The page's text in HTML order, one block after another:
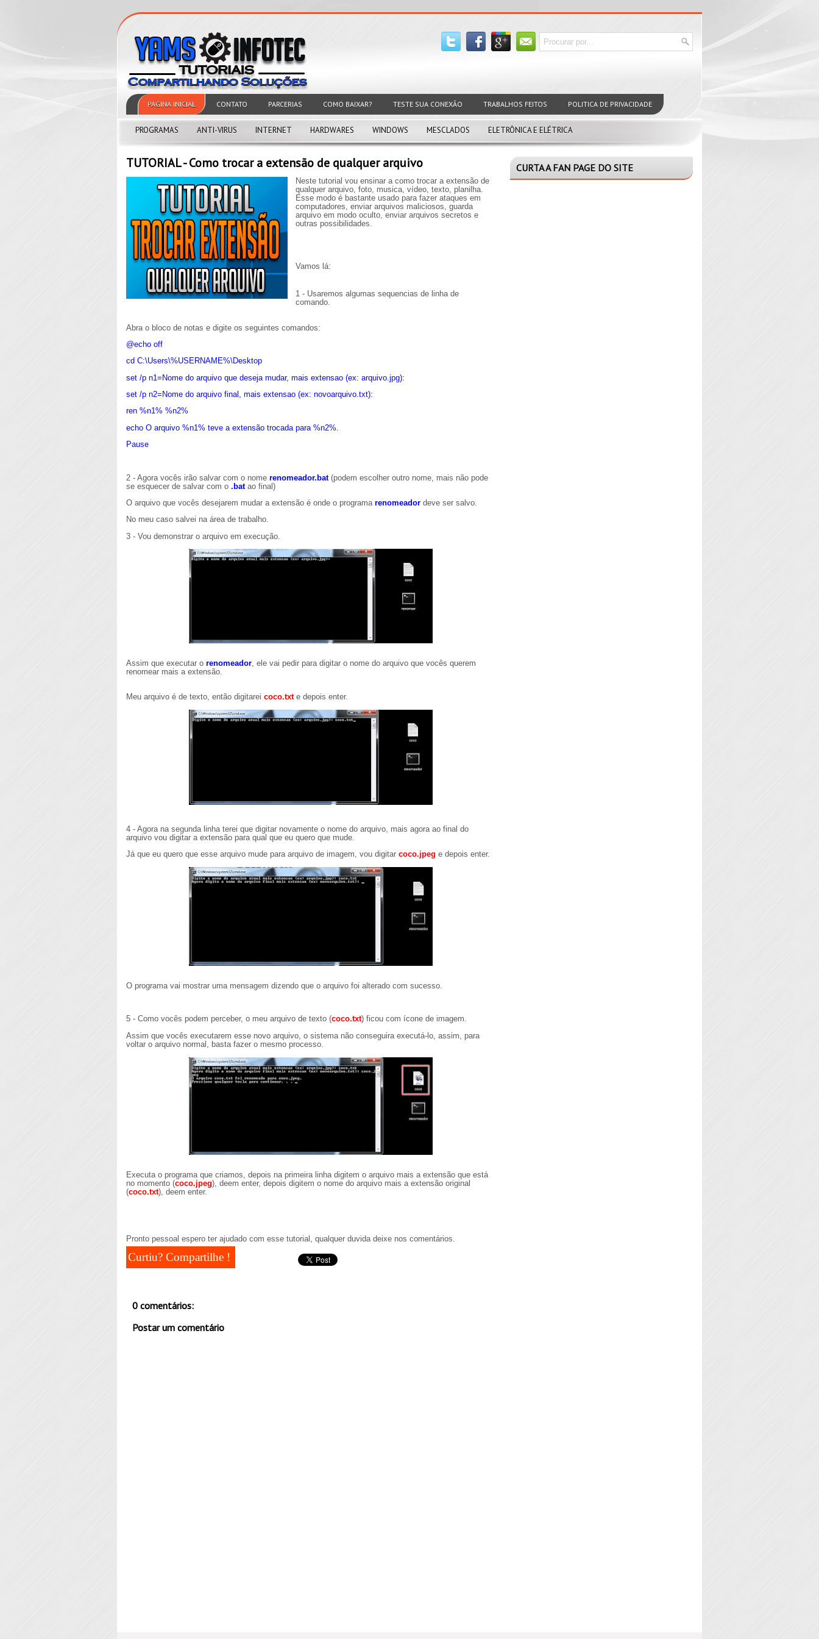
PAGINA INICIAL CONTATO PARCERIAS COMO BAIXAR? TESTE SUA CONEXÃO TRABALHOS FEITOS POLITICA DE PRIVACIDADE
PROGRAMAS ANTI-VIRUS INTERNET HARDWARES WINDOWS MESCLADOS ELETRÔNICA E ELÉTRICA
TUTORIAL - Como trocar a extensão de qualquer arquivo
Neste tutorial vou ensinar a como trocar a extensão de
qualquer arquivo, foto, musica, vídeo, texto, planilha.
Esse modo é bastante usado para fazer ataques em
computadores, enviar arquivos maliciosos, guarda
arquivo em modo oculto, enviar arquivos secretos e
outras possibilidades.
Vamos lá:
1 - Usaremos algumas sequencias de linha de
comando.
Abra o bloco de notas e digite os seguintes comandos:
@echo off
cd C:\Users\%USERNAME%\Desktop
set /p n1=Nome do arquivo que deseja mudar, mais extensao (ex: arquivo.jpg):
set /p n2=Nome do arquivo final, mais extensao (ex: novoarquivo.txt):
ren %n1% %n2%
echo O arquivo %n1% teve a extensão trocada para %n2%.
Pause
2 - Agora vocês irão salvar com o nome renomeador.bat(podem escolher outro nome, mais não pode
se esquecer de salvar com o .bat ao final)
O arquivo que vocês desejarem mudar a extensão é onde o programa renomeador deve ser salvo.
No meu caso salvei na área de trabalho.
3 - Vou demonstrar o arquivo em execução.
Assim que executar o renomeador , ele vai pedir para digitar o nome do arquivo que vocês querem
renomear mais a extensão.
Meu arquivo é de texto, então digitarei coco.txte depois enter.
4 - Agora na segunda linha terei que digitar novamente o nome do arquivo, mais agora ao final do
arquivo vou digitar a extensão para qual que eu quero que mude.
Já que eu quero que esse arquivo mude para arquivo de imagem, vou digitar coco.jpeg e depois enter.
O programa vai mostrar uma mensagem dizendo que o arquivo foi alterado com sucesso.
5 - Como vocês podem perceber, o meu arquivo de texto (coco.txt) ficou com ícone de imagem.
Assim que vocês executarem esse novo arquivo, o sistema não conseguira executá-lo, assim, para
voltar o arquivo normal, basta fazer o mesmo processo.
Executa o programa que criamos, depois na primeira linha digitem o arquivo mais a extensão que está
no momento (coco.jpeg), deem enter, depois digitem o nome do arquivo mais a extensão original
(coco.txt), deem enter.
Pronto pessoal espero ter ajudado com esse tutorial, qualquer duvida deixe nos comentários.
Curtiu? Compartilhe !
0 comentários:
Postar um comentário
CURTA A FAN PAGE DO SITE